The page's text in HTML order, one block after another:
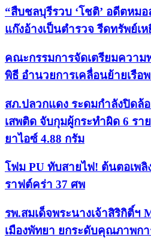
“สืบชลบุรีรวบ ‘โชติ’ อดีตหม
แก๊งอ้างเป็นตำรวจ รีดทรัพย์เห
คณะกรรมการจัดเตรียมความ
พิธี อำนวยการเคลื่อนย้ายเรือ
สภ.ปลวกแดง ระดมกำลังปิดล้
เสพติด จับกุมผู้กระทำผิด 6 รา
ยาไอซ์ 4.88 กรัม
โฟม PU ทับสายไฟ! ต้นตอเพ
ราฟต์คร่า 37 ศพ
รพ.สมเด็จพระนางเจ้าสิริกิติ์ฯ
เมืองพัทยา ยกระดับคุณภาพก